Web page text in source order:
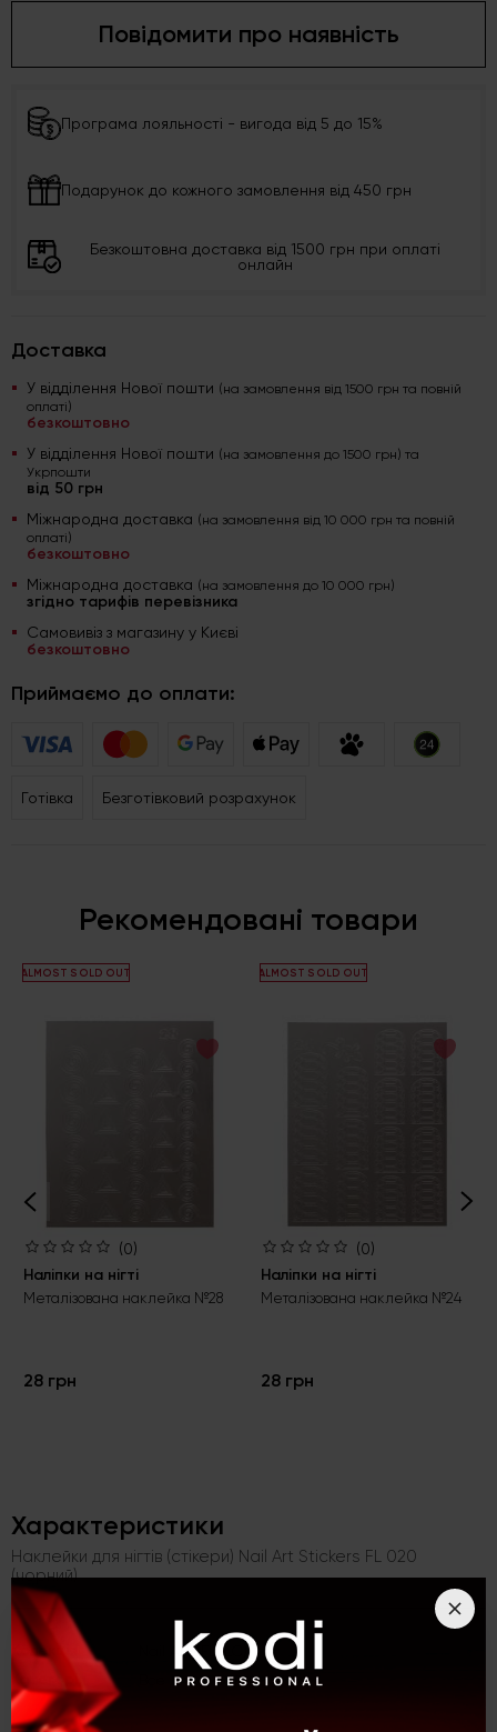
Повідомити про наявність
Програма лояльності - вигода від 5 до 15%
Подарунок до кожного замовлення від 450 грн
Безкоштовна доставка від 1500 грн при оплаті
онлайн
Доставка
У відділення Нової пошти (на замовлення від 1500 грн та повній
оплаті)
безкоштовно
У відділення Нової пошти (на замовлення до 1500 грн) та
Укрпошти
від 50 грн
Міжнародна доставка (на замовлення від 10 000 грн та повній
оплаті)
безкоштовно
Міжнародна доставка (на замовлення до 10 000 грн)
згідно тарифів перевізника
Самовивіз з магазину у Києві
безкоштовно
Приймаємо до оплати:
Готівка Безготівковий розрахунок
Рекомендовані товари
ALMOST SOLD OUT
(0)
Наліпки на нігті
Металізована наклейка №28
28 грн
ALMOST SOLD OUT
(0)
Наліпки на нігті
Металізована наклейка №24
28 грн
Характеристики
Наклейки для нігтів (стікери) Nail Art Stickers FL 020
(чорний)
Kолекція Nail Art (FL, LC)
Категорія Все для дизайну